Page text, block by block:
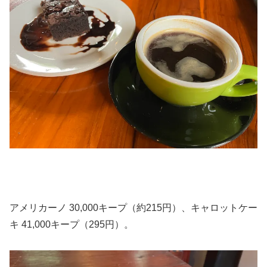
アメリカーノ 30,000キープ（約215円）、キャロットケー
キ 41,000キープ（295円）。